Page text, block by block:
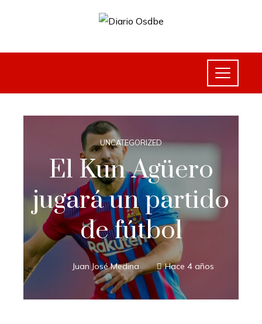
UNCATEGORIZED
El Kun Agüero
jugará un partido
de fútbol
Juan José Medina Hace 4 años